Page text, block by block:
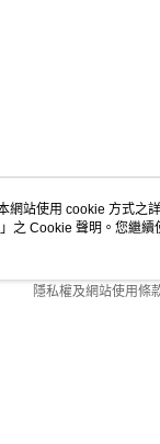
關於我們
隱私權及網站使用條
網站使用 cookie 方式之
」之 Cookie 聲明。您繼